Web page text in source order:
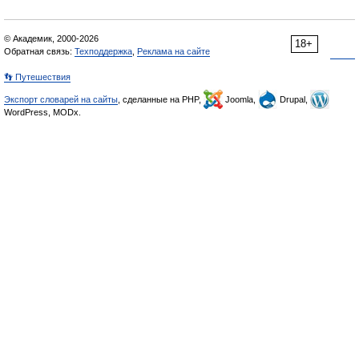
18+
© Академик, 2000-2026
Обратная связь: Техподдержка Реклама на сайте
👣 Путешествия
Экспорт словарей на сайты , сделанные на PHP, Joomla,
Drupal,
WordPress, MODx.